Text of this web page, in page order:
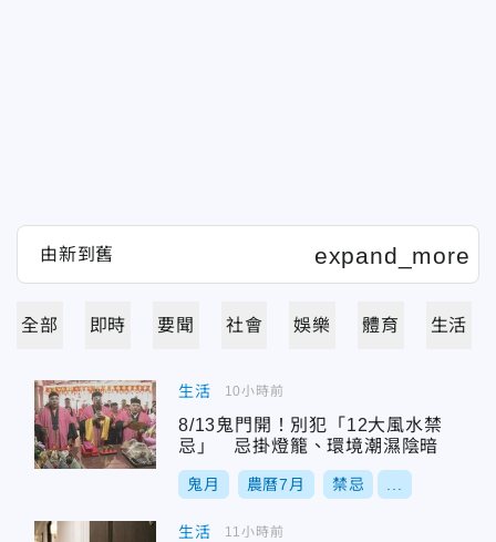
全部 即時 要聞 社會 娛樂 體育 生活
生活
8/13鬼門開！別犯「12大風水禁
忌」 忌掛燈籠、環境潮濕陰暗
鬼月 農曆7月 禁忌
10小時前
生活 11小時前